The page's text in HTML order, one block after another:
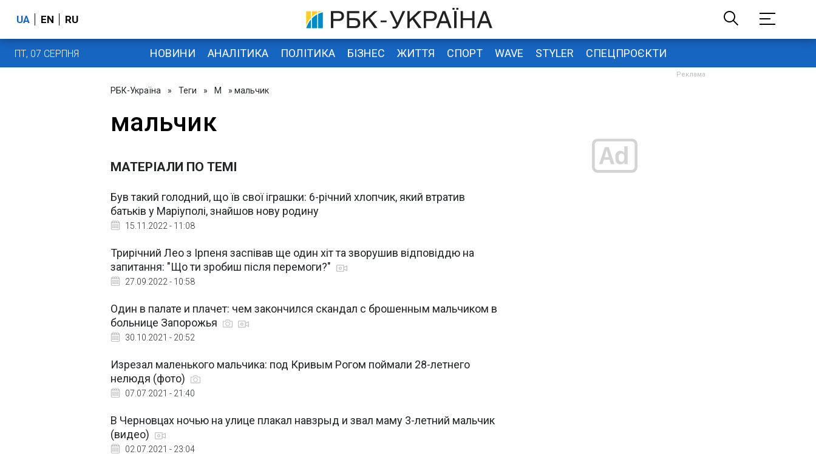
UA EN RU
ПТ, 07 СЕРПНЯ НОВИНИ АНАЛІТИКА ПОЛІТИКА БІЗНЕС ЖИТТЯ СПОРТ WAVE STYLER СПЕЦПРОЄКТИ
РБК-Україна » Теги » М » мальчик
мальчик
МАТЕРІАЛИ ПО ТЕМІ
Був такий голодний, що їв свої іграшки: 6-річний хлопчик, який втратив
батьків у Маріуполі, знайшов нову родину
15.11.2022 - 11:08
Трирічний Лео з Ірпеня заспівав ще один хіт та зворушив відповіддю на
запитання: "Що ти зробиш після перемоги?"
27.09.2022 - 10:58
Один в палате и плачет: чем закончился скандал с брошенным мальчиком в
больнице Запорожья
30.10.2021 - 20:52
Изрезал маленького мальчика: под Кривым Рогом поймали 28-летнего
нелюдя (фото)
07.07.2021 - 21:40
В Черновцах ночью на улице плакал навзрыд и звал маму 3-летний мальчик
(видео)
02.07.2021 - 23:04